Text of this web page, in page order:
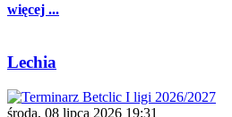
więcej ...
Lechia
środa, 08 lipca 2026 19:31